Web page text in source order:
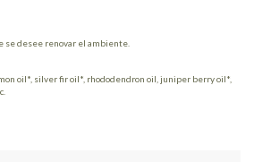
se desee renovar el ambiente.
oil*, silver fir oil*, rhododendron oil, juniper berry oil*,